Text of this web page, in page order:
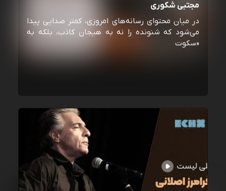
مجتبی شکوری
در میان محتوای رسانه‌های امروزی، کمتر صدایی پیدا
می‌شود که شنونده را نه به هیجان کاذب، بلکه به
«سکوت